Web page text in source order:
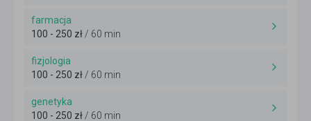
farmacja
100 - 250 zł/ 60 min
fizjologia
100 - 250 zł/ 60 min
genetyka
100 - 250 zł/ 60 min